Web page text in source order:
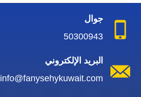
جوال
50300943
البريد الإلكتروني
info@fanysehykuwait.com